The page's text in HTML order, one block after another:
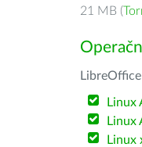
21 MB (
Linux
Linux
Linux